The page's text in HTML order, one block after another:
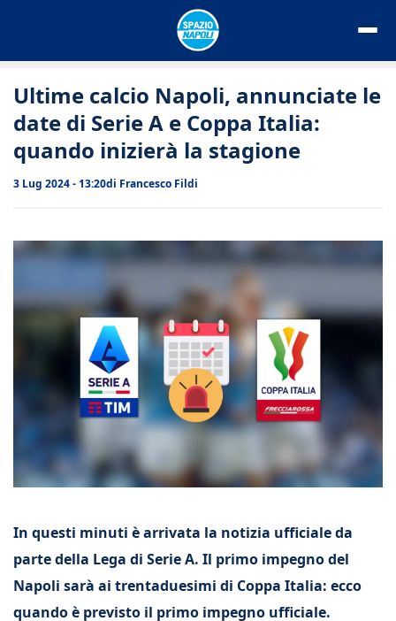
Ultime calcio Napoli, annunciate le
date di Serie A e Coppa Italia:
quando inizierà la stagione
3 Lug 2024 - 13:20di Francesco Fildi
In questi minuti è arrivata la notizia ufficiale da
parte della Lega di Serie A. Il primo impegno del
Napoli sarà ai trentaduesimi di Coppa Italia: ecco
quando è previsto il primo impegno ufficiale.